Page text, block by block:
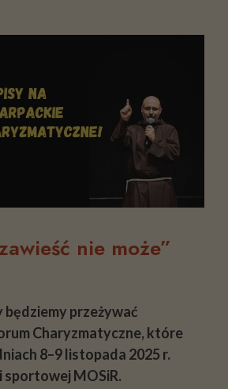
nie może”
przeżywać
Charyzmatyczne, które
8–9 listopada 2025 r.
sportowej MOSiR.